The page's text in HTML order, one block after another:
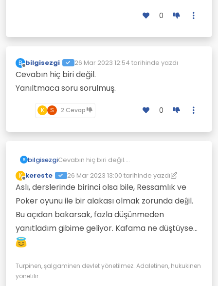
0
B
Çevrimdışı
bilgisezgi 26 Mar 2023 12:54 tarihinde yazdı
Son düzenleyen:
Cevabın hiç biri değil.
Yanıltmaca soru sorulmuş.
K S 2 Cevap 0
B bilgisezgiCevabın hiç biri değil.
K
Çevrimdışı
kereste 26 Mar 2023 13:00 tarihinde yazdı
Son düzenleyen: kereste
Aslı, derslerinde birinci olsa bile, Ressamlık ve
Poker oyunu ile bir alakası olmak zorunda deĝil.
Bu açıdan bakarsak, fazla düşünmeden
yanıtladım gibime geliyor. Kafama ne düştüyse...
Turpinen, şalgaminen devlet yönetilmez. Adaletinen, hukukinen
yönetilir.